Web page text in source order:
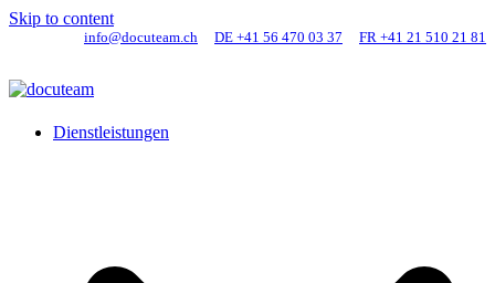
Skip to content
info@docuteam.ch DE +41 56 470 03 37 FR +41 21 510 21 81
Dienstleistungen